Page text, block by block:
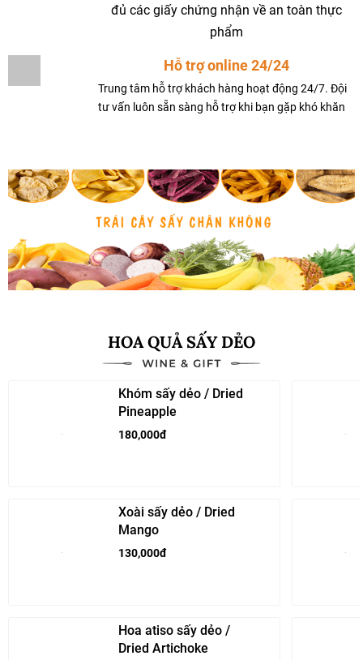
đủ các giấy chứng nhận về an toàn thực
phẩm
Hỗ trợ online 24/24
Trung tâm hỗ trợ khách hàng hoạt động 24/7. Đội
tư vấn luôn sẵn sàng hỗ trợ khi bạn gặp khó khăn
HOA QUẢ SẤY DẺO
Khóm sấy dẻo / Dried
Pineapple
180,000đ
Xoài sấy dẻo / Dried
Mango
130,000đ
Hoa atiso sấy dẻo /
Dried Artichoke